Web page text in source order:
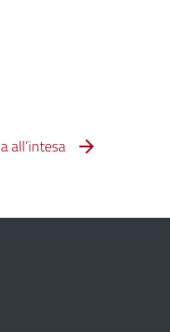
all’intesa